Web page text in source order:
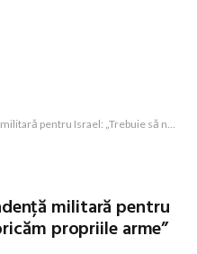
Israel: „Trebuie să ne fabricăm propriile arme”
militară pentru
propriile arme”